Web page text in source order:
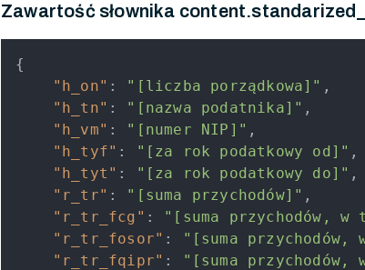
Zawartość słownika
{
"h_on" : "[liczba porządkowa]" ,
"h_tn" : "[nazwa podatnika]" ,
"h_vm" : "[numer NIP]" ,
"h_tyf" : "[za rok podatkowy od]" ,
"h_tyt" : "[za rok podatkowy do]" ,
"r_tr" : "[suma przychodów]" ,
"r_tr_fcg" : "[suma przychodów, w
"r_tr_fosor" : "[suma
"r_tr_fqipr" :
"[suma